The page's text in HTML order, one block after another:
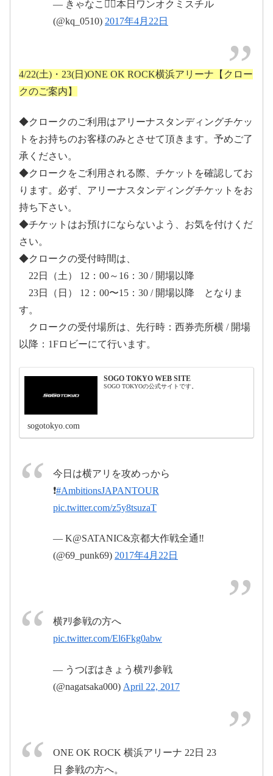
2017
年4月22日
22日
pic.twitter.com/M2bxbE6laU
#ONEOKROCK #ワンオク
#横浜アリーナ #横アリ #物販
pic.twitter.com/8IUlQmGs5E
男は黙って白T #キノ兄の帽子 #ちょっと刺さってます #
繊細兄弟 #さて今日も楽しむわよ
— きゃなこ⌄̈⃝本日ワンオクミスチル
(@kq_0510) 2017年4月22日
4/22(土)・23(日)ONE OK ROCK横浜アリーナ【クロー
クのご案内】
◆クロークのご利用はアリーナスタンディングチケッ
トをお持ちのお客様のみとさせて頂きます。予めご了
承ください。
◆クロークをご利用される際、チケットを確認してお
ります。必ず、アリーナスタンディングチケットをお
持ち下さい。
◆チケットはお預けにならないよう、お気を付けくだ
さい。
◆クロークの受付時間は、
22日（土） 12：00～16：30 / 開場以降
23日（日） 12：00〜15：30 / 開場以降 となりま
す。
クロークの受付場所は、先行時：西券売所横 / 開場
以降：1Fロビーにて行います。
SOGO TOKYO WEB SITE
SOGO TOKYOの公式サイトです。
sogotokyo.com
今日は横アリを攻めっから
❗️#AmbitionsJAPANTOUR
pic.twitter.com/z5y8tsuzaT
— K@SATANIC&京都大作戦全通‼️
(@69_punk69) 2017年4月22日
横ｱﾘ参戦の方へ
pic.twitter.com/El6Fkg0abw
— うつぼはきょう横ｱﾘ参戦
(@nagatsaka000) April 22, 2017
ONE OK ROCK 横浜アリーナ 22日 23
日 参戦の方へ。